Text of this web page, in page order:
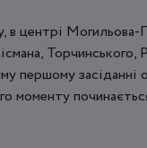
в центрі Могильова-
Торчинського,
першому засіданні
моменту